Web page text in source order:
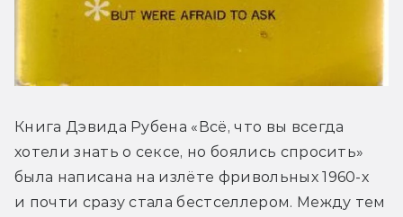
Книга Дэвида Рубена «Всё, что вы всегда
хотели знать о сексе, но боялись спросить»
была написана на излёте фривольных 1960-х
и почти сразу стала бестселлером. Между тем